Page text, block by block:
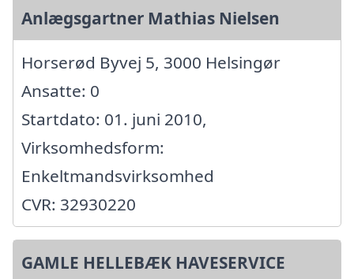
Anlægsgartner Mathias Nielsen
Horserød Byvej 5, 3000 Helsingør
Ansatte: 0
Startdato: 01. juni 2010,
Virksomhedsform:
Enkeltmandsvirksomhed
CVR: 32930220
GAMLE HELLEBÆK HAVESERVICE